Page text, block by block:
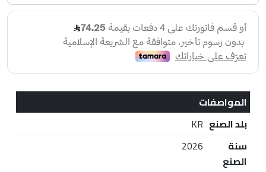
المواصفات
بلد الصنع KR
سنة
الصنع
2026